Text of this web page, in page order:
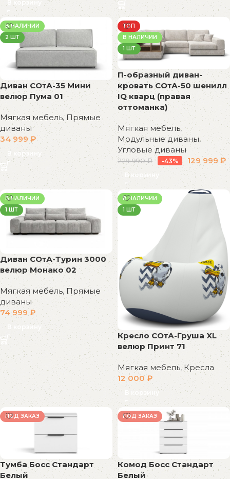
В корзину
В НАЛИЧИИ
2 ШТ
Диван СОтА-35 Мини
велюр Пума 01
Мягкая мебель, Прямые
диваны
34 999₽
В корзину
ТОП
В НАЛИЧИИ
1 ШТ
П-образный диван-
кровать СОтА-50 шенилл
IQ кварц (правая
оттоманка)
Мягкая мебель,
Модульные диваны,
Угловые диваны
229 990₽ -43% 129 999 ₽
В корзину
В НАЛИЧИИ
1 ШТ
Диван СОтА-Турин 3000
велюр Монако 02
Мягкая мебель, Прямые
диваны
74 999₽
В корзину
В НАЛИЧИИ
1 ШТ
Кресло СОтА-Груша XL
велюр Принт 71
Мягкая мебель, Кресла
12 000 ₽
В корзину
ПОД ЗАКАЗ
Тумба Босс Стандарт
Белый
ПОД ЗАКАЗ
Комод Босс Стандарт
Белый